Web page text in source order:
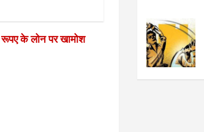
के लोन पर खामोश